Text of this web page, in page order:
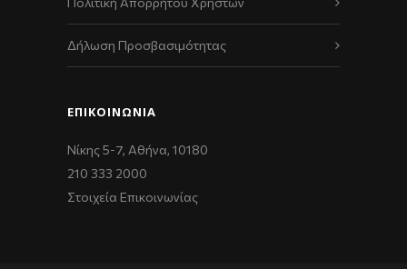
Δήλωση Προσβασιμότητας
ΕΠΙΚΟΙΝΩΝΊΑ
Νίκης 5-7, Αθήνα, 10180
210 333 2000
Στοιχεία Επικοινωνίας